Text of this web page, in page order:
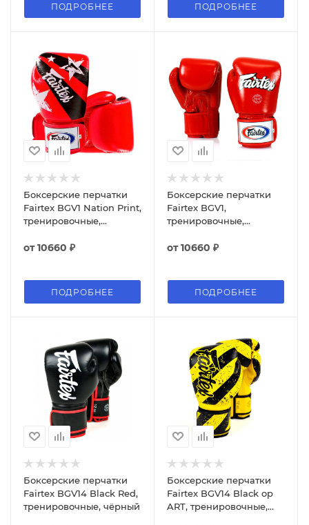
ПОДРОБНЕЕ ПОДРОБНЕЕ
Боксерские перчатки
Fairtex BGV1 Nation Print,
тренировочные,
от10660 ₽
ПОДРОБНЕЕ
Боксерские перчатки
Fairtex BGV1,
тренировочные,
от10660 ₽
ПОДРОБНЕЕ
Боксерские перчатки
Fairtex BGV14 Black Red,
тренировочные, чёрный
Боксерские перчатки
Fairtex BGV14 Black op
ART, тренировочные,